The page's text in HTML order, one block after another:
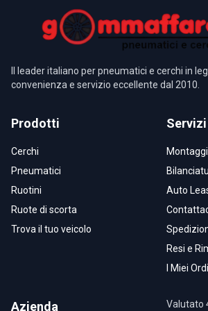
Il leader italiano per pneumatici e cerchi in
convenienza e servizio eccellente dal 2010.
Prodotti
Cerchi
Pneumatici
Ruotini
Ruote di scorta
Trova il tuo veicolo
Servizi
Auto
Resi e
I Miei
Azienda Valutato